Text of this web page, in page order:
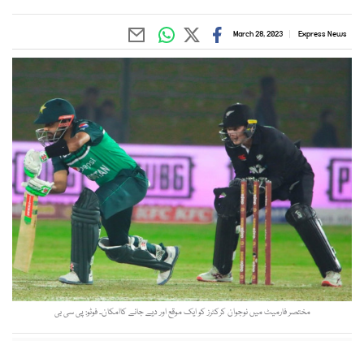
Express News
March 28, 2023
مختصر فارمیٹ میں نوجوان کرکٹرز کو ایک موقع اور دیے جانے کاامکان۔ فوٹو: پی سی بی